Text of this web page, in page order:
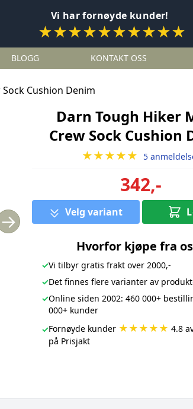
Vi har fornøyde kunder!
★★★★★★★★★★
BLOGG KONTAKT OSS
Cushion Denim
→
Darn Tough Hiker
Crew Sock Cushion
★★★★★ 5
342,-
Velg variant
Hvorfor kjøpe fra
✓Vi tilbyr gratis frakt over 2000,-
✓Det finnes flere varianter av
✓Online siden 2002: 460 000+
000+ kunder
✓Fornøyde kunder ★★★★★ 4.8
på Prisjakt